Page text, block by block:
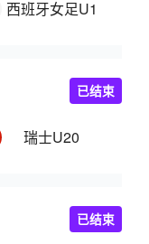
西班牙女足U19
瑞士U20
已结束
已结束